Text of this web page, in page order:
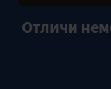
Отличи